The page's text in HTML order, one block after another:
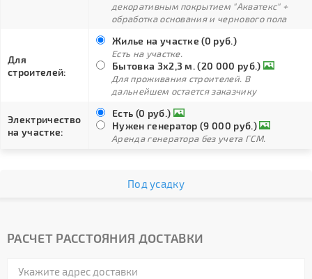
декоративным покрытием "Акватекс" +
обработка основания и чернового пола
Для
строителей:
Жилье на участке (0 руб.)
Есть на участке.
Бытовка 3х2,3 м. (20 000 руб.)
Для проживания строителей. В
дальнейшем остается заказчику
Электричество
на участке:
Есть (0 руб.)
Нужен генератор (9 000 руб.)
Аренда генератора без учета ГСМ.
Под усадку
РАСЧЕТ РАССТОЯНИЯ ДОСТАВКИ